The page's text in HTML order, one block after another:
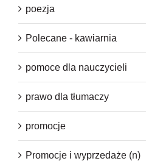
poezja
Polecane - kawiarnia
pomoce dla nauczycieli
prawo dla tłumaczy
promocje
Promocje i wyprzedaże (n)